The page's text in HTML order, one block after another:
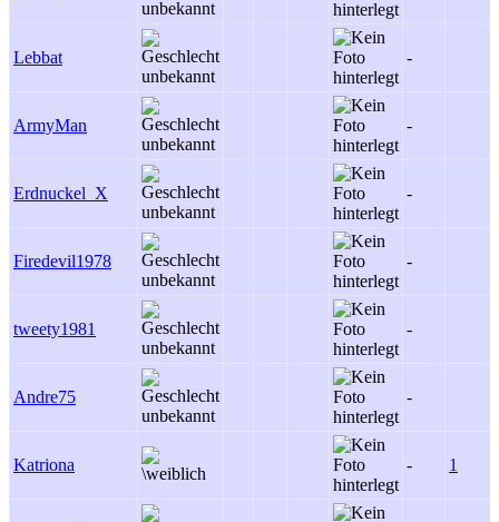
Lebbat -
ArmyMan -
Erdnuckel_X -
Firedevil1978 -
tweety1981 -
Andre75 -
Katriona - 1